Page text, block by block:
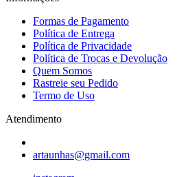
Formas de Pagamento
Política de Entrega
Política de Privacidade
Política de Trocas e Devolução
Quem Somos
Rastreie seu Pedido
Termo de Uso
Atendimento
artaunhas@gmail.com